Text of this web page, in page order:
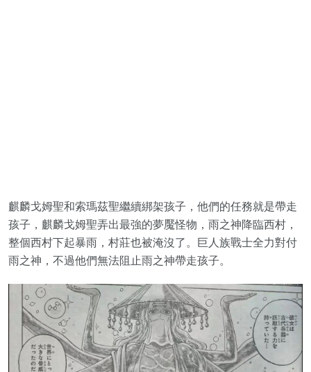
麒麟戈姆聖和索瑪茲聖繼續綁架孩子，他們的任務就是帶走
孩子，麒麟戈姆聖弄出最強的夢魘怪物，雨之神降臨西村，
整個西村下起暴雨，村莊也被淹沒了。巨人族戰士全力對付
雨之神，不過他們無法阻止雨之神帶走孩子。